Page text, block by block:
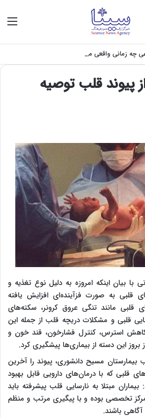
چه زمانی واقعی می‌شود؟
پیوند قلب توصیه
با بیان اینکه امروزه به دلیل نوع تغذیه و
قلبی به صورت فزآینده‌ای افزایش یافته
قلبی مانند تنگی عروق کرونر، سکته‌های
قلبی و مشکلات دریچه قلب از جمله این
استرس، کنترل فشارخون، قند خون و
این دسته از بیماری‌ها پیشگیری کرد.
مسیح دانشوری، پیوند را آخرین
قلبی که با درمان‌های دارویی قابل بهبود
مبتلا به نارسایی قلب پیشرفته باید
تخصصی بوده و با پیگیری مرتب و منظم
باشند.